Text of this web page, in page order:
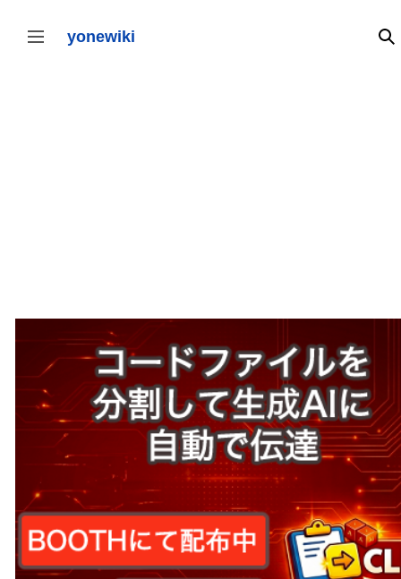
テ
サイドバーの切り替え yonewiki 検